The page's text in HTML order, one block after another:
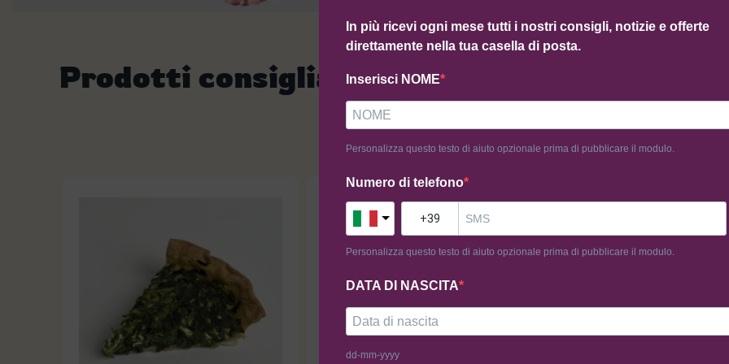
In più ricevi ogni mese tutti i nostri consigli, notizie e offerte
direttamente nella tua casella di posta.
Inserisci NOME
Personalizza questo testo di aiuto opzionale prima di pubblicare il modulo.
Numero di telefono
Personalizza questo testo di aiuto opzionale prima di pubblicare il modulo.
DATA DI NASCITA
dd-mm-yyyy
Prodotti consigliati